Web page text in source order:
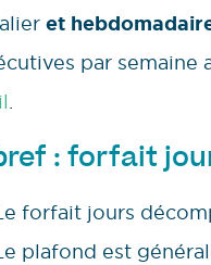
et
par semaine
.
: forfait
forfait jours
plafond est